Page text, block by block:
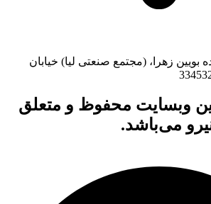
کیلومتر ۱۵ جاده بويین زهرا، (مجتمع صنعتی لیا) خیابان
وبسایت محفوظ و متعلق
می‌باشد.